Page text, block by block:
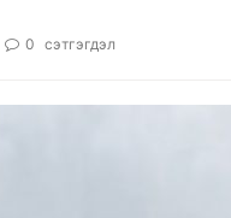
0 сэтгэгдэл